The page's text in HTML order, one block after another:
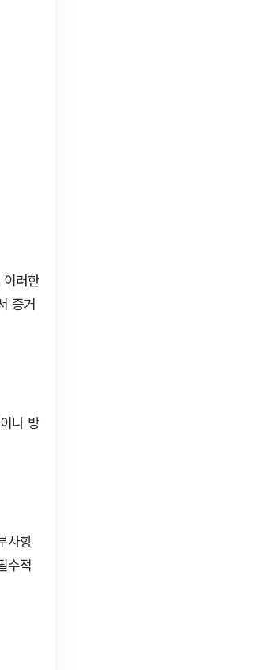
러한
증거
나 방
사항
수적